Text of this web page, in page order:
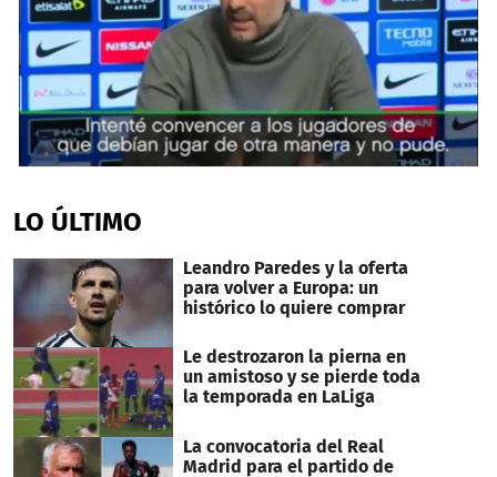
of
2
29
seconds
LO ÚLTIMO
Leandro Paredes y la oferta
para volver a Europa: un
histórico lo quiere comprar
Le destrozaron la pierna en
un amistoso y se pierde toda
la temporada en LaLiga
La convocatoria del Real
Madrid para el partido de